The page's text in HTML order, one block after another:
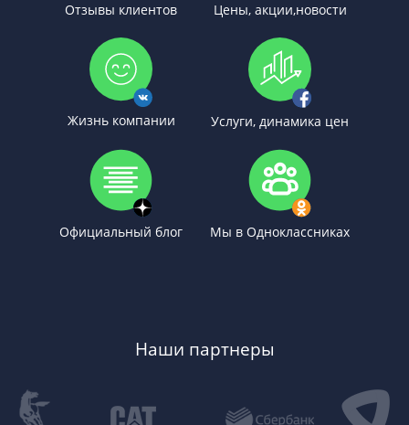
Отзывы клиентов Цены, акции,новости
Жизнь компании Услуги, динамика цен
Официальный блог Мы в Одноклассниках
Наши партнеры